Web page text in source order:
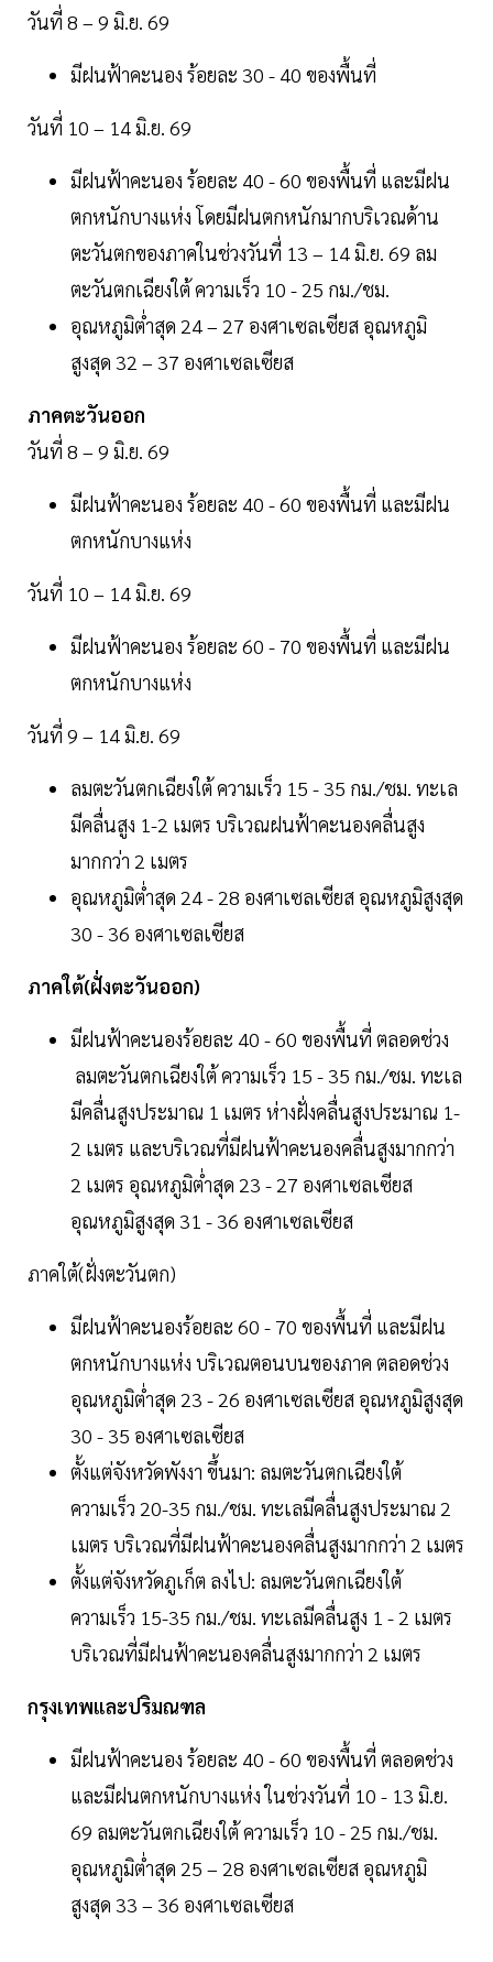
วันที่ 8 – 9 มิ.ย. 69
มีฝนฟ้าคะนอง ร้อยละ 30 - 40 ของพื้นที่
วันที่ 10 – 14 มิ.ย. 69
มีฝนฟ้าคะนอง ร้อยละ 40 - 60 ของพื้นที่ และมีฝน
ตกหนักบางแห่ง โดยมีฝนตกหนักมากบริเวณด้าน
ตะวันตกของภาคในช่วงวันที่ 13 – 14 มิ.ย. 69 ลม
ตะวันตกเฉียงใต้ ความเร็ว 10 - 25 กม./ชม.
อุณหภูมิต่ำสุด 24 – 27 องศาเซลเซียส อุณหภูมิ
สูงสุด 32 – 37 องศาเซลเซียส
ภาคตะวันออก
วันที่ 8 – 9 มิ.ย. 69
มีฝนฟ้าคะนอง ร้อยละ 40 - 60 ของพื้นที่ และมีฝน
ตกหนักบางแห่ง
วันที่ 10 – 14 มิ.ย. 69
มีฝนฟ้าคะนอง ร้อยละ 60 - 70 ของพื้นที่ และมีฝน
ตกหนักบางแห่ง
วันที่ 9 – 14 มิ.ย. 69
ลมตะวันตกเฉียงใต้ ความเร็ว 15 - 35 กม./ชม. ทะเล
มีคลื่นสูง 1-2 เมตร บริเวณฝนฟ้าคะนองคลื่นสูง
มากกว่า 2 เมตร
อุณหภูมิต่ำสุด 24 - 28 องศาเซลเซียส อุณหภูมิสูงสุด
30 - 36 องศาเซลเซียส
ภาคใต้(ฝั่งตะวันออก)
มีฝนฟ้าคะนองร้อยละ 40 - 60 ของพื้นที่ ตลอดช่วง
ลมตะวันตกเฉียงใต้ ความเร็ว 15 - 35 กม./ชม. ทะเล
มีคลื่นสูงประมาณ 1 เมตร ห่างฝั่งคลื่นสูงประมาณ 1-
2 เมตร และบริเวณที่มีฝนฟ้าคะนองคลื่นสูงมากกว่า
2 เมตร อุณหภูมิต่ำสุด 23 - 27 องศาเซลเซียส
อุณหภูมิสูงสุด 31 - 36 องศาเซลเซียส
ภาคใต้(ฝั่งตะวันตก)
มีฝนฟ้าคะนองร้อยละ 60 - 70 ของพื้นที่ และมีฝน
ตกหนักบางแห่ง บริเวณตอนบนของภาค ตลอดช่วง
อุณหภูมิต่ำสุด 23 - 26 องศาเซลเซียส อุณหภูมิสูงสุด
30 - 35 องศาเซลเซียส
ตั้งแต่จังหวัดพังงา ขึ้นมา: ลมตะวันตกเฉียงใต้
ความเร็ว 20-35 กม./ชม. ทะเลมีคลื่นสูงประมาณ 2
เมตร บริเวณที่มีฝนฟ้าคะนองคลื่นสูงมากกว่า 2 เมตร
ตั้งแต่จังหวัดภูเก็ต ลงไป: ลมตะวันตกเฉียงใต้
ความเร็ว 15-35 กม./ชม. ทะเลมีคลื่นสูง 1 - 2 เมตร
บริเวณที่มีฝนฟ้าคะนองคลื่นสูงมากกว่า 2 เมตร
กรุงเทพและปริมณฑล
มีฝนฟ้าคะนอง ร้อยละ 40 - 60 ของพื้นที่ ตลอดช่วง
และมีฝนตกหนักบางแห่ง ในช่วงวันที่ 10 - 13 มิ.ย.
69 ลมตะวันตกเฉียงใต้ ความเร็ว 10 - 25 กม./ชม.
อุณหภูมิต่ำสุด 25 – 28 องศาเซลเซียส อุณหภูมิ
สูงสุด 33 – 36 องศาเซลเซียส